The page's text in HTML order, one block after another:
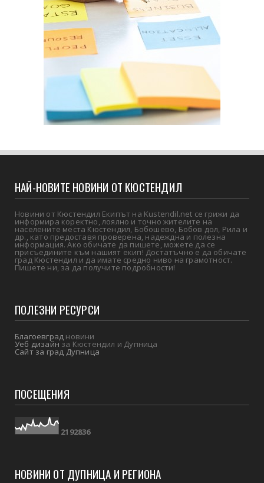
НАЙ-НОВИТЕ НОВИНИ ОТ КЮСТЕНДИЛ
Новини от Кюстендил Екипът на Kustendil.net се грижи да
информира коректно, лоялно и точно жителите на
населените места Кюстендил, Бобошево, Бобов дол, Рила и
др., като предоставя проверена, надеждна и полезна
информация. Ако обичате да пишете, можете да се
присъедините към нашият екип! Достатъчно е да обичате
град Кюстендил и да имате средно ниво на грамотност.
Пишете ни, за да получите подробности!
ПОЛЕЗНИ РЕСУРСИ
Благоевград новини
Уеб дизайнза Кюстендил и Дупница
Сайт за град Дупница
ПОСЕЩЕНИЯ
21 92836
НОВИНИ ОТ ДУПНИЦА И РЕГИОНА